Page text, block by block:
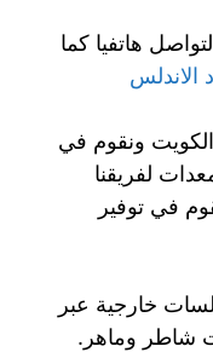
هاتفيا كما
الاندلس
ونقوم في
لفريقنا
في توفير
خارجية عبر
شاطر وماهر.